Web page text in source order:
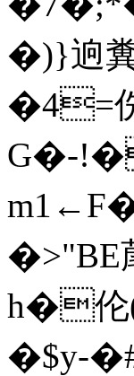
�)}逈
�4=
G�-
�>"BE
h�伦(